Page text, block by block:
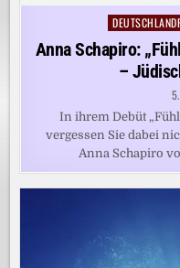
Posted
Anna Schapiro:
–
In ihrem Debüt
vergessen Sie dabei
Anna Schapiro